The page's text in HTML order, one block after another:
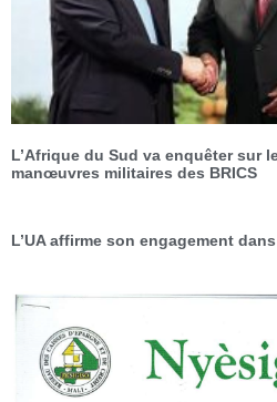
L’Afrique du Sud va enquêter sur
manœuvres militaires des BRICS
L’UA affirme son engagement